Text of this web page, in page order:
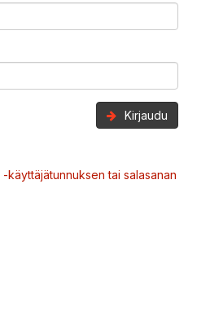
Kirjaudu
käyttäjätunnuksen tai salasanan